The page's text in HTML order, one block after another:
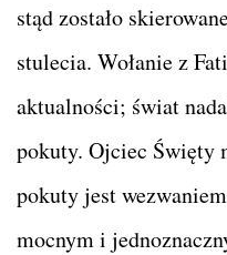
stąd zostało
stulecia. Wołanie z
aktualności; świat
pokuty. Ojciec Święty
pokuty jest
mocnym i